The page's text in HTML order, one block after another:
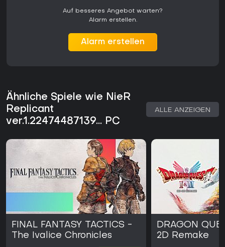
Auf besseres Angebot warten?
Alarm erstellen.
Alarm erstellen
Ähnliche Spiele wie NieR
Replicant
ver.1.22474487139... PC
ALLE ANZEIGEN
FINAL FANTASY TACTICS -
The Ivalice Chronicles
DRAGON
2D Remake